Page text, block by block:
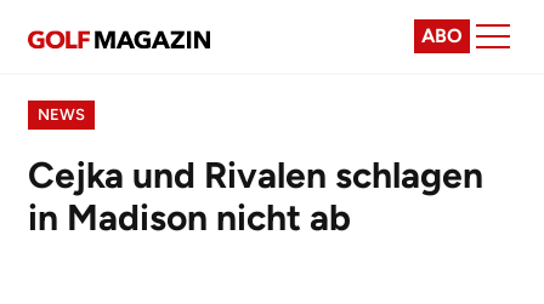
ABO
NEWS
Cejka und Rivalen schlagen
in Madison nicht ab